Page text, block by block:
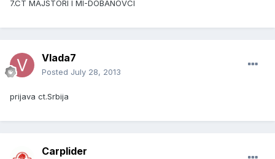
7.CT MAJSTORI I MI-DOBANOVCI
Vlada7
Posted July 28, 2013
prijava ct.Srbija
Carplider